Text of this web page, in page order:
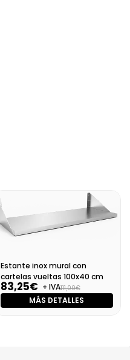
Estante inox mural con
cartelas vueltas 100x40 cm
83,25€ + IVA111,00€
MÁS DETALLES